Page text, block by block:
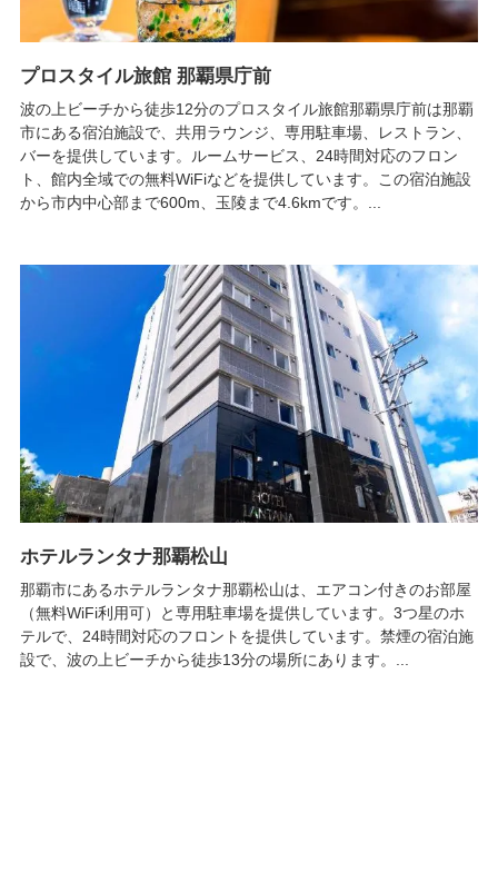
プロスタイル旅館 那覇県庁前
波の上ビーチから徒歩12分のプロスタイル旅館那覇県庁前は那覇
市にある宿泊施設で、共用ラウンジ、専用駐車場、レストラン、
バーを提供しています。ルームサービス、24時間対応のフロン
ト、館内全域での無料WiFiなどを提供しています。この宿泊施設
から市内中心部まで600m、玉陵まで4.6kmです。...
ホテルランタナ那覇松山
那覇市にあるホテルランタナ那覇松山は、エアコン付きのお部屋
（無料WiFi利用可）と専用駐車場を提供しています。3つ星のホ
テルで、24時間対応のフロントを提供しています。禁煙の宿泊施
設で、波の上ビーチから徒歩13分の場所にあります。...